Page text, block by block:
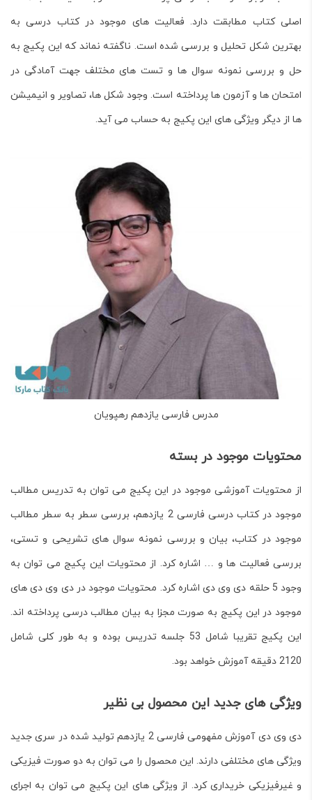
اصلی کتاب مطابقت دارد. فعالیت های موجود در کتاب درسی به
بهترین شکل تحلیل و بررسی شده است. ناگفته نماند که این پکیج به
حل و بررسی نمونه سوال ها و تست های مختلف جهت آمادگی در
امتحان ها و آزمون ها پرداخته است. وجود شکل ها، تصاویر و انیمیشن
ها از دیگر ویژگی های این پکیج به حساب می آید.
مدرس فارسی یازدهم رهپویان
محتویات موجود در بسته
از محتویات آموزشی موجود در این پکیج می توان به تدریس مطالب
موجود در کتاب درسی فارسی 2 یازدهم، بررسی سطر به سطر مطالب
موجود در کتاب، بیان و بررسی نمونه سوال های تشریحی و تستی،
بررسی فعالیت ها و … اشاره کرد. از محتویات این پکیج می توان به
وجود 5 حلقه دی وی دی اشاره کرد. محتویات موجود در دی وی دی های
موجود در این پکیج به صورت مجزا به بیان مطالب درسی پرداخته اند.
این پکیج تقریبا شامل 53 جلسه تدریس بوده و به طور کلی شامل
2120 دقیقه آموزش خواهد بود.
ویژگی های جدید این محصول بی نظیر
دی وی دی آموزش مفهومی فارسی 2 یازدهم تولید شده در سری جدید
ویژگی های مختلفی دارند. این محصول را می توان به دو صورت فیزیکی
و غیرفیزیکی خریداری کرد. از ویژگی های این پکیج می توان به اجرای